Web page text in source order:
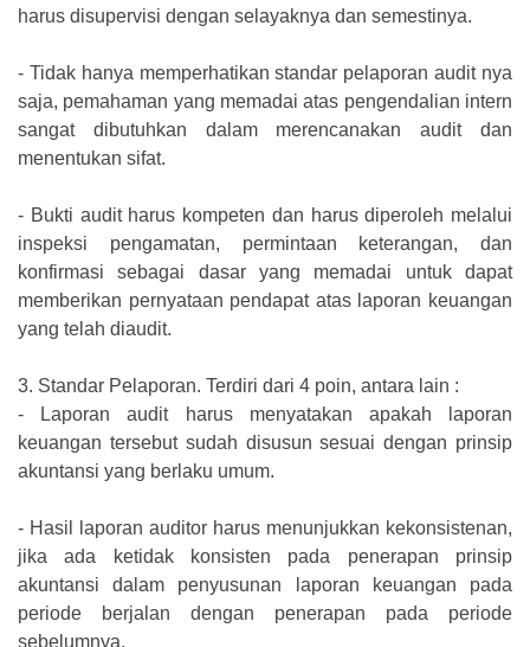
harus disupervisi dengan selayaknya dan semestinya.
- Tidak hanya memperhatikan standar pelaporan audit nya
saja, pemahaman yang memadai atas pengendalian intern
sangat dibutuhkan dalam merencanakan audit dan
menentukan sifat.
- Bukti audit harus kompeten dan harus diperoleh melalui
inspeksi pengamatan, permintaan keterangan, dan
konfirmasi sebagai dasar yang memadai untuk dapat
memberikan pernyataan pendapat atas laporan keuangan
yang telah diaudit.
3. Standar Pelaporan. Terdiri dari 4 poin, antara lain :
-
Laporan audit harus menyatakan apakah laporan
keuangan tersebut sudah disusun sesuai dengan prinsip
akuntansi yang berlaku umum.
- Hasil laporan auditor harus menunjukkan kekonsistenan,
jika ada ketidak konsisten pada penerapan prinsip
akuntansi dalam penyusunan laporan keuangan pada
periode berjalan dengan penerapan pada periode
sebelumnya.